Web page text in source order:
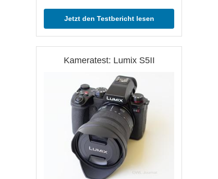
Jetzt den Testbericht lesen
Kameratest: Lumix S5II